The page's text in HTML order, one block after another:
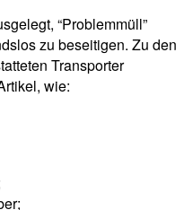
“Problemmüll”
zu beseitigen. Zu den
Transporter
wie: